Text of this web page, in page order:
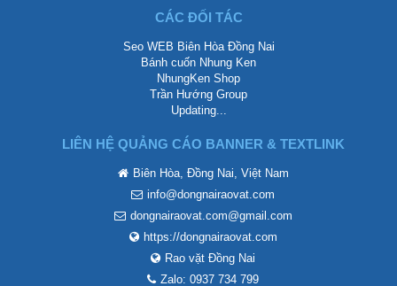
CÁC ĐỐI TÁC
Seo WEB Biên Hòa Đồng Nai
Bánh cuốn Nhung Ken
NhungKen Shop
Trần Hướng Group
Updating...
LIÊN HỆ QUẢNG CÁO BANNER & TEXTLINK
Biên Hòa, Đồng Nai, Việt Nam
info@dongnairaovat.com
dongnairaovat.com@gmail.com
https://dongnairaovat.com
Rao vặt Đồng Nai
Zalo: 0937 734 799